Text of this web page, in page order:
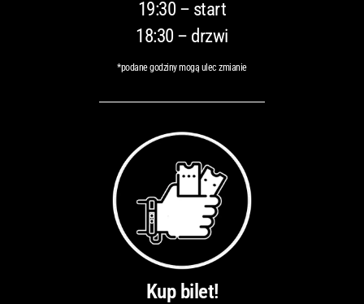
19:30 – start
18:30 – drzwi
*podane godziny mogą ulec zmianie
Kup bilet!